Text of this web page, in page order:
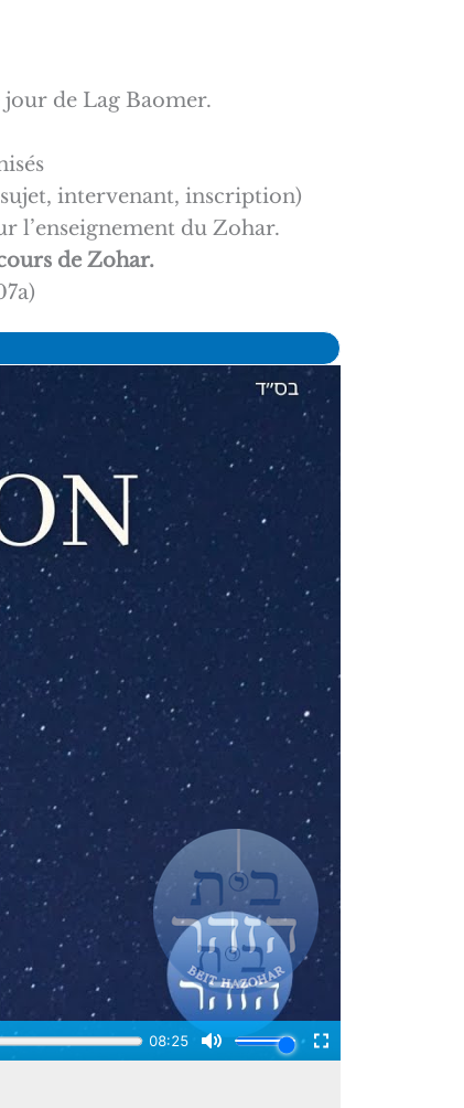
de Lag Baomer.
intervenant, inscription)
l’enseignement du Zohar.
de Zohar.